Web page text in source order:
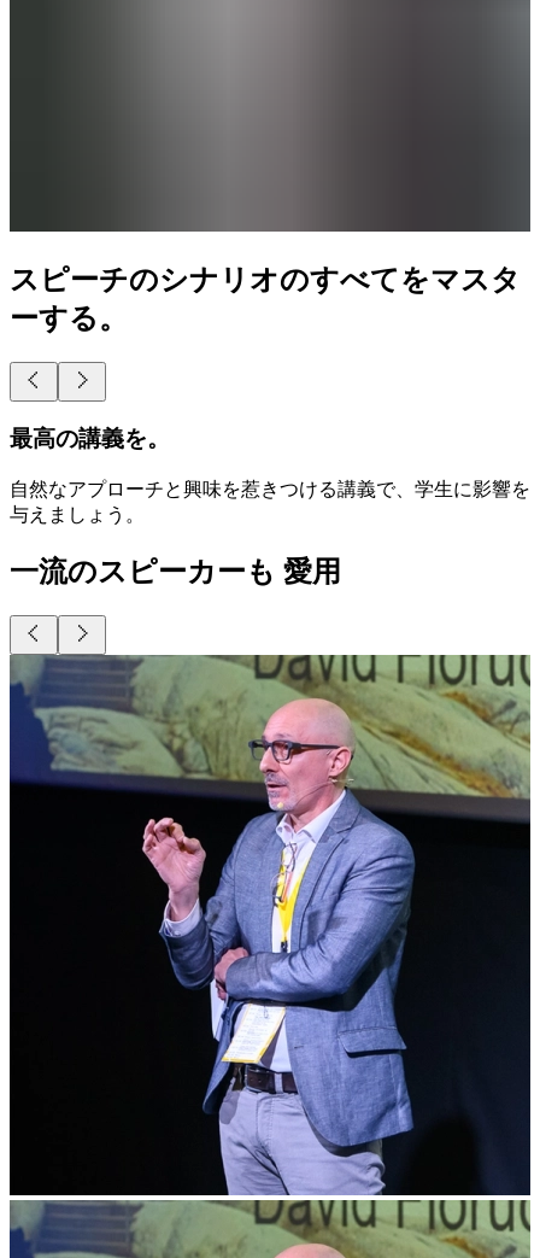
スピーチのシナリオのすべてをマスタ
ーする。
最高の講義を。
自然なアプローチと興味を惹きつける講義で、学生に影響を
与えましょう。
一流のスピーカーも 愛用